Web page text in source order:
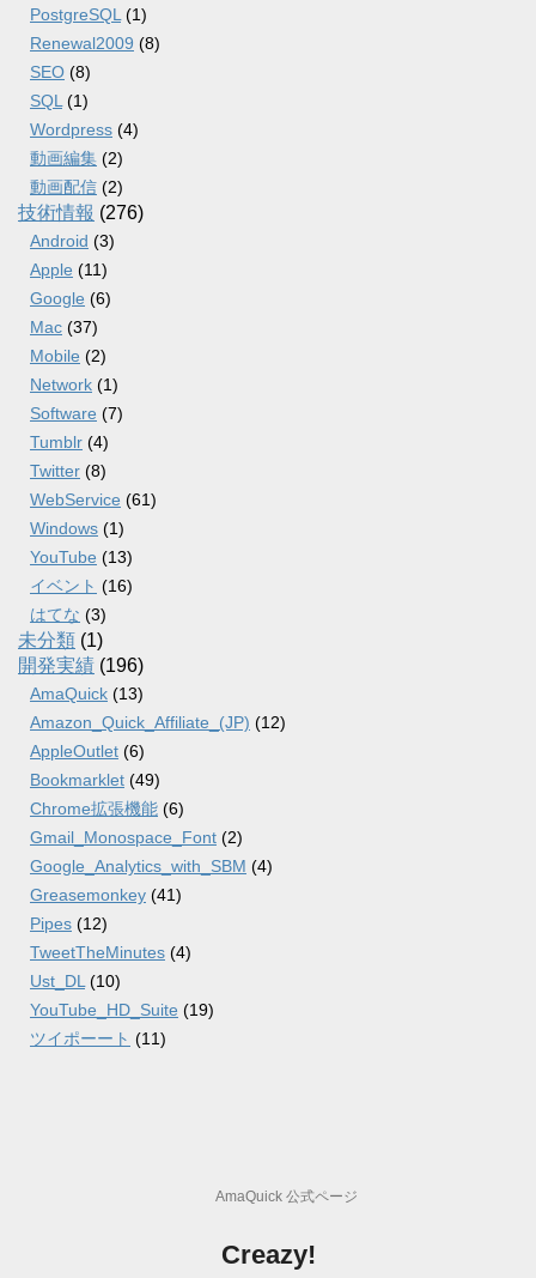
PostgreSQL (1)
Renewal2009 (8)
SEO (8)
SQL (1)
Wordpress (4)
動画編集 (2)
動画配信 (2)
技術情報 (276)
Android (3)
Apple (11)
Google (6)
Mac (37)
Mobile (2)
Network (1)
Software (7)
Tumblr (4)
Twitter (8)
WebService (61)
Windows (1)
YouTube (13)
イベント (16)
はてな (3)
未分類 (1)
開発実績 (196)
AmaQuick (13)
Amazon_Quick_Affiliate_(JP) (12)
AppleOutlet (6)
Bookmarklet (49)
Chrome拡張機能 (6)
Gmail_Monospace_Font (2)
Google_Analytics_with_SBM (4)
Greasemonkey (41)
Pipes (12)
TweetTheMinutes (4)
Ust_DL (10)
YouTube_HD_Suite (19)
ツイポーート (11)
AmaQuick 公式ページ
Creazy!